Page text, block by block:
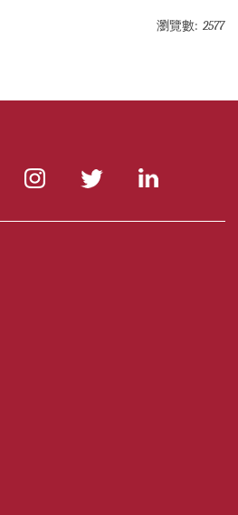
瀏覽數: 2577